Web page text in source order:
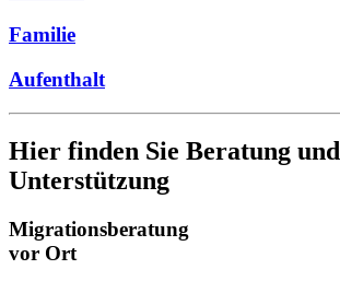
Familie
Aufenthalt
Hier finden Sie Beratung und
Unterstützung
Migrationsberatung
vor Ort